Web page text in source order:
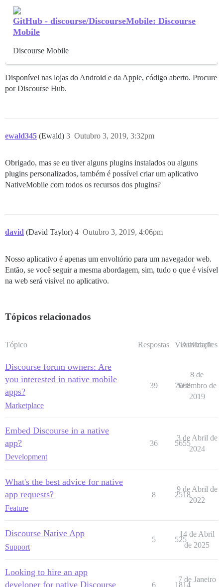
GitHub - discourse/DiscourseMobile: Discourse
Mobile
Discourse Mobile
Disponível nas lojas do Android e da Apple, código aberto. Procure
por Discourse Hub.
ewald345 (Ewald) Outubro 3, 2019, 3:32pm
3
Obrigado, mas se eu tiver alguns plugins instalados ou alguns
plugins personalizados, também é possível criar um aplicativo
NativeMobile com todos os recursos dos plugins?
david (David Taylor) Outubro 3, 2019, 4:06pm
4
Nosso aplicativo é apenas um envoltório para um navegador web.
Então, se você seguir a mesma abordagem, sim, tudo o que é visível
na web será visível no aplicativo.
Tópicos relacionados
Tópico Respostas Visualizações
Atividade
Discourse forum owners: Are
you interested in native mobile
apps?
Marketplace
39 7068
8 de
Setembro de
2019
Embed Discourse in a native
app?
Development
36 5655
3 de Abril de
2024
What's the best advice for native
app requests?
Feature
8 2518
9 de Abril de
2022
Discourse Native App
Support
5 525
14 de Abril
de 2025
Looking to hire an app
developer for native Discourse
6 1814
7 de Janeiro